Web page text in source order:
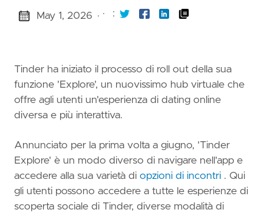
May 1, 2026 · · :
Tinder ha iniziato il processo di roll out della sua
funzione 'Explore', un nuovissimo hub virtuale che
offre agli utenti un'esperienza di dating online
diversa e più interattiva.
Annunciato per la prima volta a giugno, 'Tinder
Explore' è un modo diverso di navigare nell'app e
accedere alla sua varietà di opzioni di incontri . Qui
gli utenti possono accedere a tutte le esperienze di
scoperta sociale di Tinder, diverse modalità di